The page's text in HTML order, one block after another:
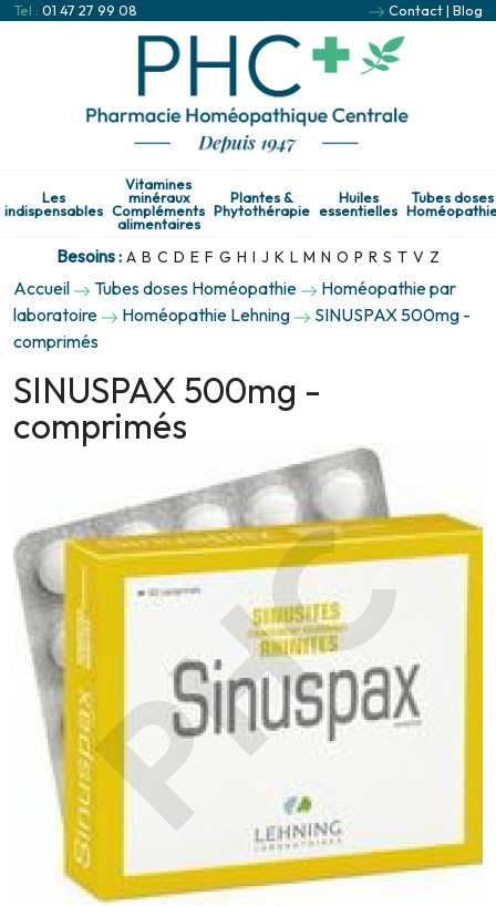
Tel : 01 47 27 99 08 Contact| Blog
Les
indispensables
Vitamines
minéraux
Compléments
alimentaires
Plantes &
Phytothérapie
Huiles
essentielles
Tubes doses
Besoins : A B C D E F G H I J K L M N O P R S T V Z
Accueil Tubes doses Homéopathie
Homéopathie par
laboratoire
Homéopathie Lehning
SINUSPAX 500mg -
comprimés
SINUSPAX 500mg -
comprimés